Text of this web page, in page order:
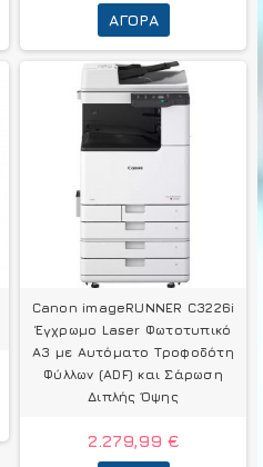
ΑΓΟΡΆ
Canon imageRUNNER C3226i
Έγχρωμο Laser Φωτοτυπικό
A3 με Αυτόματο Τροφοδότη
Φύλλων (ADF) και Σάρωση
Διπλής Όψης
2.279,99 €